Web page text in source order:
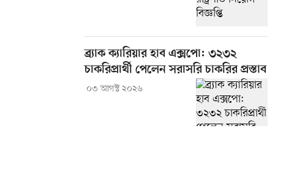
ব্র্যাক ক্যারিয়ার হাব এক্সপো: ৩২৩২
চাকরিপ্রার্থী পেলেন সরাসরি চাকরির প্রস্তাব
০৩ আগস্ট ২০২৬